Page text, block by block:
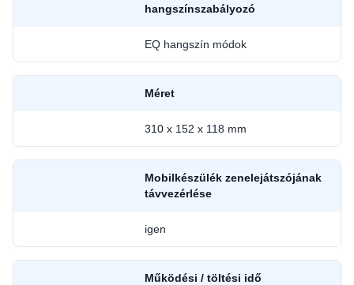
hangszínszabályozó
EQ hangszín módok
Méret
310 x 152 x 118 mm
Mobilkészülék zenelejátszójának
távvezérlése
igen
Működési / töltési idő